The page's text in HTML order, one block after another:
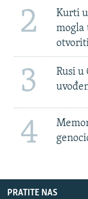
2
Kurti
mogla
3
Rusi u
4
PRATITE NAS